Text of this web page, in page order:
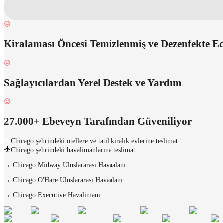
Kiralaması Öncesi Temizlenmiş ve Dezenfekte
Sağlayıcılardan Yerel Destek ve Yardım
27.000+ Ebeveyn Tarafından Güveniliyor
Chicago şehrindeki otellere ve tatil kiralık evlerine teslimat
Chicago şehrindeki havalimanlarına teslimat
→ Chicago Midway Uluslararası Havaalanı
→ Chicago O'Hare Uluslararası Havaalanı
→ Chicago Executive Havalimanı